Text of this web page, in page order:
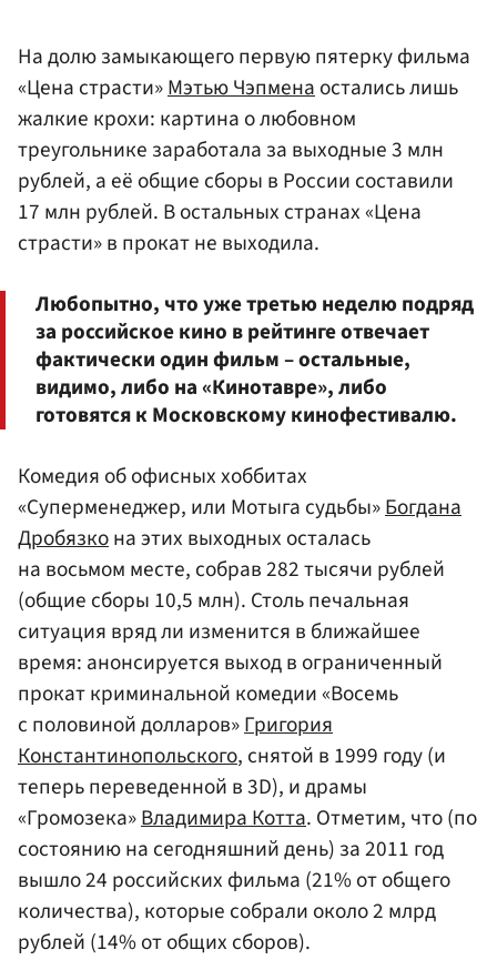
На долю замыкающего первую пятерку фильма
«Цена страсти»Мэтью Чэпменаостались лишь
жалкие крохи: картина о любовном
треугольнике заработала за выходные 3 млн
рублей, а её общие сборы в России составили
17 млн рублей. В остальных странах «Цена
страсти» в прокат не выходила.
Любопытно, что уже третью неделю подряд
за российское кино в рейтинге отвечает
фактически один фильм – остальные,
видимо, либо на «Кинотавре», либо
готовятся к Московскому кинофестивалю.
Комедия об офисных хоббитах
«Суперменеджер, или Мотыга судьбы»Богдана
Дробязкона этих выходных осталась
на восьмом месте, собрав 282 тысячи рублей
(общие сборы 10,5 млн). Столь печальная
ситуация вряд ли изменится в ближайшее
время: анонсируется выход в ограниченный
прокат криминальной комедии «Восемь
с половиной долларов»Григория
Константинопольского, снятой в 1999 году (и
теперь переведенной в 3D), и драмы
«Громозека»Владимира Котта. Отметим, что (по
состоянию на сегодняшний день) за 2011 год
вышло 24 российских фильма (21% от общего
количества), которые собрали около 2 млрд
рублей (14% от общих сборов).